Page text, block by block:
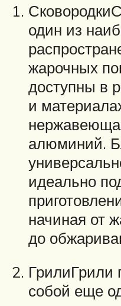
один из
жарочных
доступны в
и
алюминий.
идеально
начиная от
до
ГрилиГрили
собой еще